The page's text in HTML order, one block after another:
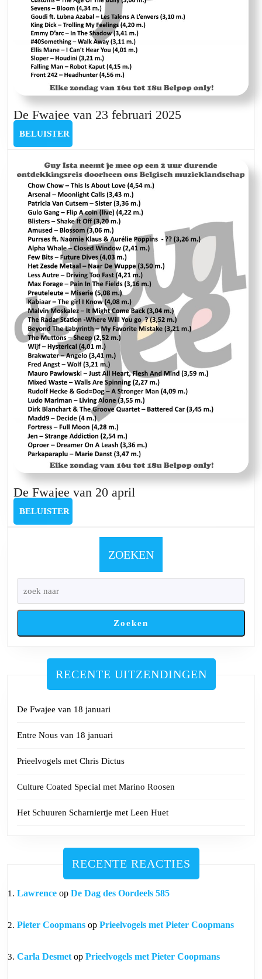
De Fwajee van 23 februari 2025De
23
februari
BELUISTER
De Fwajee van 20 april
20
april
BELUISTER
ZOEKEN
Zoeken
RECENTE UITZENDINGEN
De Fwajee van 18 januari
Entre Nous van 18 januari
Prieelvogels met Chris Dictus
Culture Coated Special met Marino Roosen
Het Schuuren Scharniertje met Leen Huet
RECENTE REACTIES
Lawrence op De Dag des Oordeels 585
Pieter Coopmans op Prieelvogels met Pieter Coopmans
Carla Desmet op Prieelvogels met Pieter Coopmans